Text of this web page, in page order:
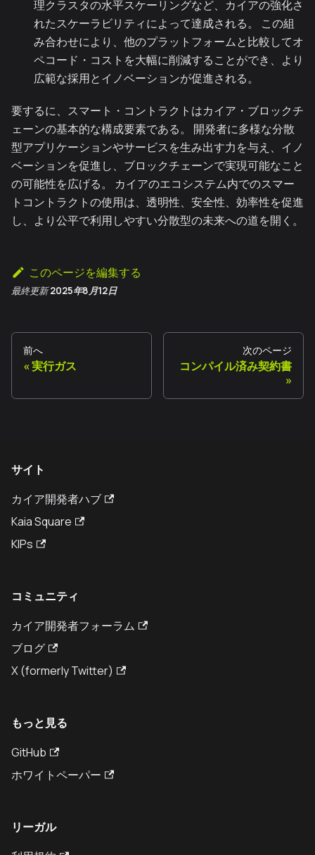
理クラスタの水平スケーリングなど、カイアの強化さ
れたスケーラビリティによって達成される。 この組
み合わせにより、他のプラットフォームと比較してオ
ペコード・コストを大幅に削減することができ、より
広範な採用とイノベーションが促進される。
要するに、スマート・コントラクトはカイア・ブロックチ
ェーンの基本的な構成要素である。 開発者に多様な分散
型アプリケーションやサービスを生み出す力を与え、イノ
ベーションを促進し、ブロックチェーンで実現可能なこと
の可能性を広げる。 カイアのエコシステム内でのスマー
トコントラクトの使用は、透明性、安全性、効率性を促進
し、より公平で利用しやすい分散型の未来への道を開く。
このページを編集する
最終更新 2025年8月12日
前へ
実行ガス
次のページ
コンパイル済み契約書
サイト
カイア開発者ハブ
Kaia Square
KIPs
コミュニティ
カイア開発者フォーラム
ブログ
X (formerly Twitter)
もっと見る
GitHub
ホワイトペーパー
リーガル